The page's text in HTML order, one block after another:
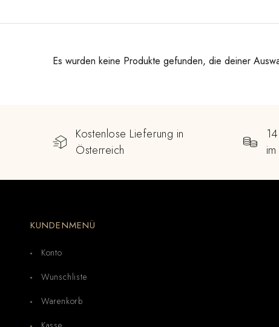
Es wurden keine Produkte gefunden, die deiner
Kostenlose Lieferung in
Österreich
KUNDENMENÜ
Konto
Wunschliste
Warenkorb